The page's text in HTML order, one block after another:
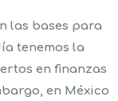
las bases para
tenemos la
en finanzas
en México